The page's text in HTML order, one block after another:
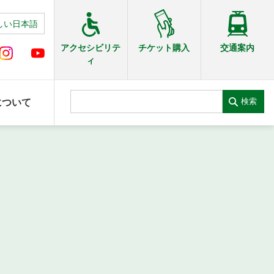
い日本語
アクセシビリテ
ィ
チケット購入 交通案内
いて 検索